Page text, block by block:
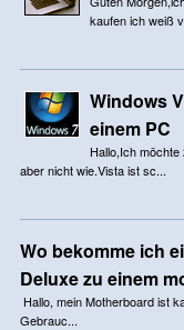
kaufen ich weiß
Windows
einem PC
Hallo,Ich
aber nicht wie.Vista ist sc...
Wo bekomme ich
Deluxe zu einem
Hallo, mein Motherboard ist
Gebrauc...